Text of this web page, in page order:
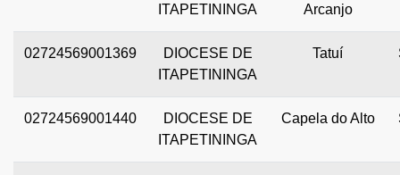
ITAPETININGA
Arcanjo
02724569001369
DIOCESE DE
ITAPETININGA
Tatuí
02724569001440
DIOCESE DE
ITAPETININGA
Capela do Alto